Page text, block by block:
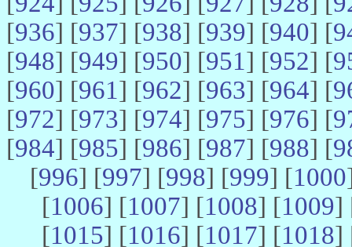
[936] [937] [938] [939] [940] [
[948] [949] [950] [951] [952] [
[960] [961] [962] [963] [964] [
[972] [973] [974] [975] [976] [
[984] [985] [986] [987] [988] [
[996] [997] [998] [999] [1000
[1006] [1007] [1008] [1009]
[1015] [1016] [1017] [1018]